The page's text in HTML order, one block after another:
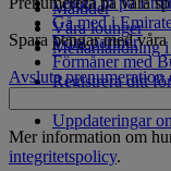
Måltider
Våra lounger
Mellanlandning
Gå med i
Våra partner
Förmåner med
Registrera ditt
Emirates
Uppdateringar
Spara pengar med
Avsluta
Mer information om
integritetspolicy.